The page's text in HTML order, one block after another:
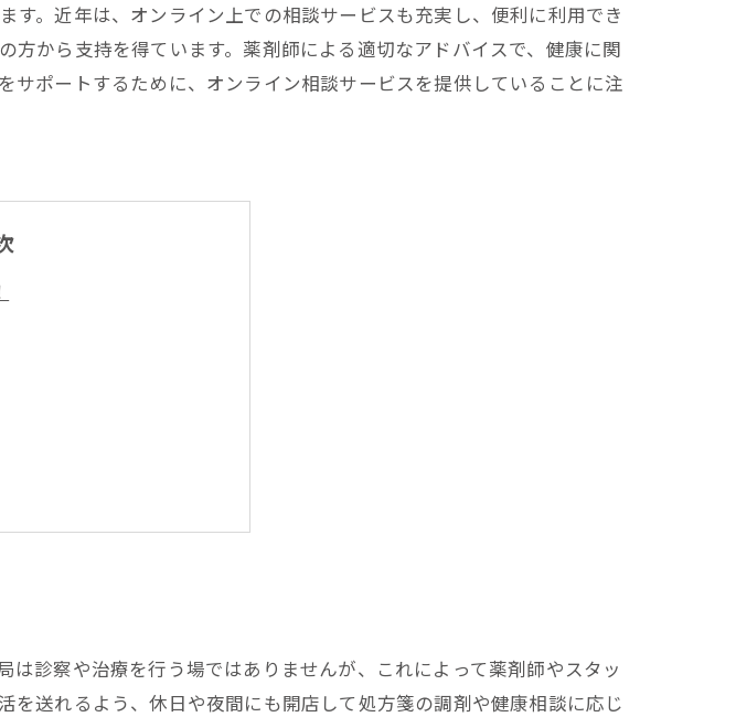
。近年は、オンライン上での相談サービスも充実し、便利に利用でき
から支持を得ています。薬剤師による適切なアドバイスで、健康に関
ポートするために、オンライン相談サービスを提供していることに注
診察や治療を行う場ではありませんが、これによって薬剤師やスタッ
送れるよう、休日や夜間にも開店して処方箋の調剤や健康相談に応じ